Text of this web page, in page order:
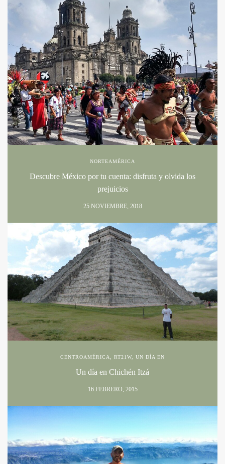
NORTEAMÉRICA
Descubre México por tu cuenta: disfruta y olvida los
prejuicios
25 NOVIEMBRE, 2018
CENTROAMÉRICA RT21W UN DÍA EN
Un día en Chichén Itzá
16 FEBRERO, 2015